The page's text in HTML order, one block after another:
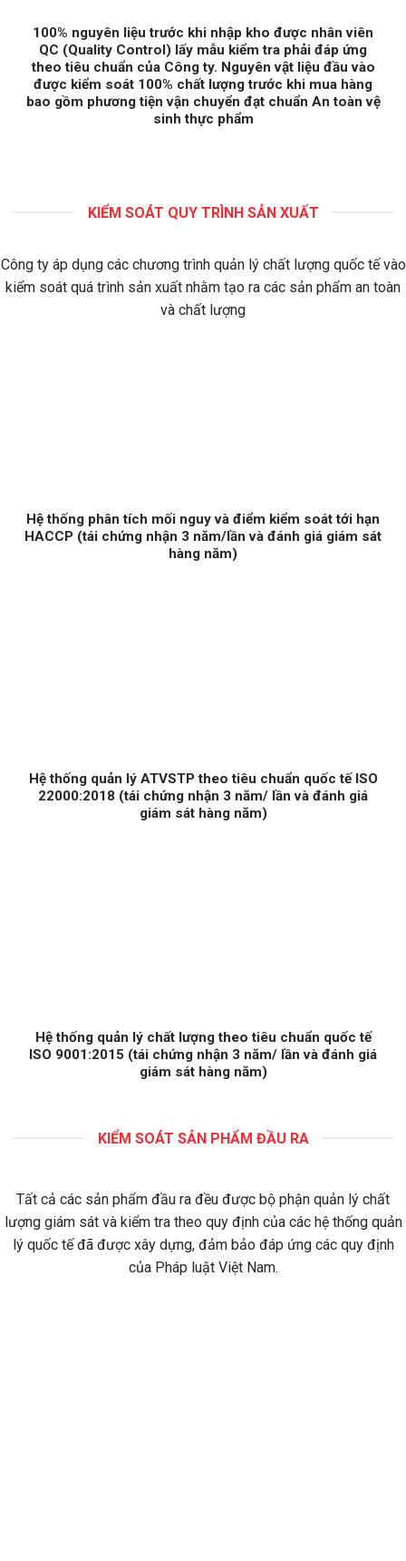
100% nguyên liệu trước khi nhập kho được nhân viên
QC (Quality Control) lấy mẫu kiểm tra phải đáp ứng
theo tiêu chuẩn của Công ty. Nguyên vật liệu đầu vào
được kiểm soát 100% chất lượng trước khi mua hàng
bao gồm phương tiện vận chuyển đạt chuẩn An toàn vệ
sinh thực phẩm
KIỂM SOÁT QUY TRÌNH SẢN XUẤT
Công ty áp dụng các chương trình quản lý chất lượng quốc tế vào
kiểm soát quá trình sản xuất nhằm tạo ra các sản phẩm an toàn
và chất lượng
Hệ thống phân tích mối nguy và điểm kiểm soát tới hạn
HACCP (tái chứng nhận 3 năm/lần và đánh giá giám sát
hàng năm)
Hệ thống quản lý ATVSTP theo tiêu chuẩn quốc tế ISO
22000:2018 (tái chứng nhận 3 năm/ lần và đánh giá
giám sát hàng năm)
Hệ thống quản lý chất lượng theo tiêu chuẩn quốc tế
ISO 9001:2015 (tái chứng nhận 3 năm/ lần và đánh giá
giám sát hàng năm)
KIỂM SOÁT SẢN PHẨM ĐẦU RA
Tất cả các sản phẩm đầu ra đều được bộ phận quản lý chất
lượng giám sát và kiểm tra theo quy định của các hệ thống quản
lý quốc tế đã được xây dựng, đảm bảo đáp ứng các quy định
của Pháp luật Việt Nam.